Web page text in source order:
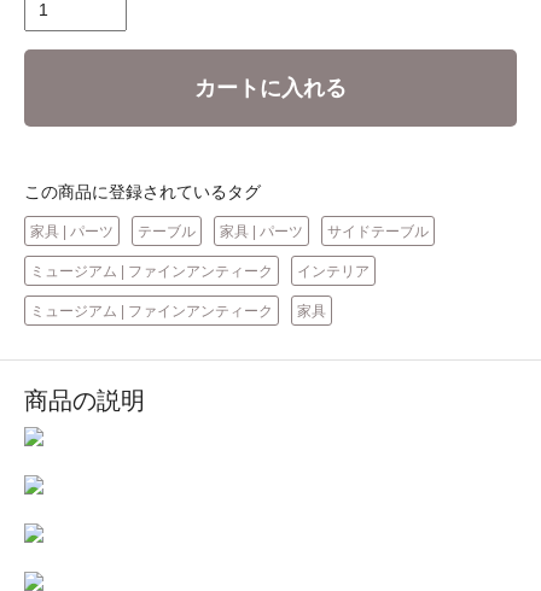
カートに入れる
この商品に登録されているタグ
家具 | パーツ テーブル 家具 | パーツ サイドテーブル
ミュージアム | ファインアンティーク インテリア
ミュージアム | ファインアンティーク 家具
商品の説明